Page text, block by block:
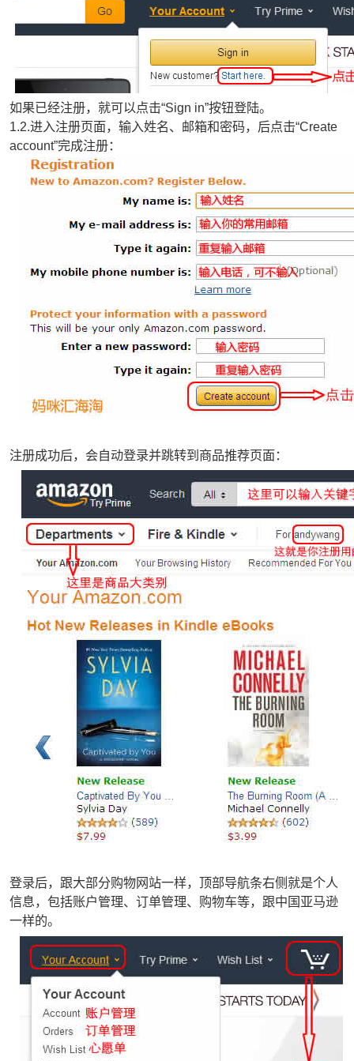
如果已经注册，就可以点击“Sign in”按钮登陆。
1.2.进入注册页面，输入姓名、邮箱和密码，后点击“Create
account”完成注册：
注册成功后，会自动登录并跳转到商品推荐页面：
登录后，跟大部分购物网站一样，顶部导航条右侧就是个人
信息，包括账户管理、订单管理、购物车等，跟中国亚马逊
一样的。